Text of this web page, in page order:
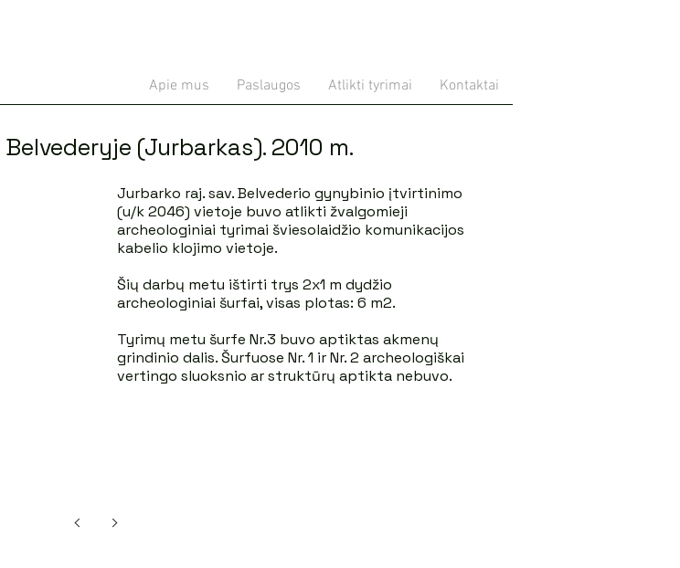
Apie mus Paslaugos Atlikti tyrimai Kontaktai
Belvederyje (Jurbarkas). 2010 m.
Jurbarko raj. sav. Belvederio gynybinio įtvirtinimo
(u/k 2046) vietoje buvo atlikti žvalgomieji
archeologiniai tyrimai šviesolaidžio komunikacijos
kabelio klojimo vietoje.
Šių darbų metu ištirti trys 2x1 m dydžio
archeologiniai šurfai, visas plotas: 6 m2.
Tyrimų metu šurfe Nr.3 buvo aptiktas akmenų
grindinio dalis. Šurfuose Nr. 1 ir Nr. 2 archeologiškai
vertingo sluoksnio ar struktūrų aptikta nebuvo.